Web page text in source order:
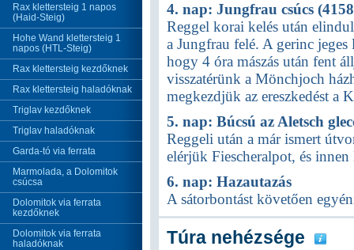
Rax klettersteig 1 napos
(Haid-Steig)
Hohe Wand klettersteig 1
napos (HTL-Steig)
Rax klettersteig kezdőknek
Rax klettersteig haladóknak
Triglav kezdőknek
Triglav haladóknak
Garda-tó via ferrata
Marmolada, a Dolomitok
csúcsa
Dolomitok via ferrata
kezdőknek
Dolomitok via ferrata
haladóknak
4. nap: Jungfrau csúcs
Reggel korai kelés után
a Jungfrau felé. A gerinc
hogy 4 óra mászás után fent
visszatérünk a Mönchjoch
megkezdjük az ereszkedést a
5. nap: Búcsú az Aletsch
Reggeli után a már ismert
elérjük Fiescheralpot, és
6. nap: Hazautazás
A sátorbontást követően
Túra nehézsége